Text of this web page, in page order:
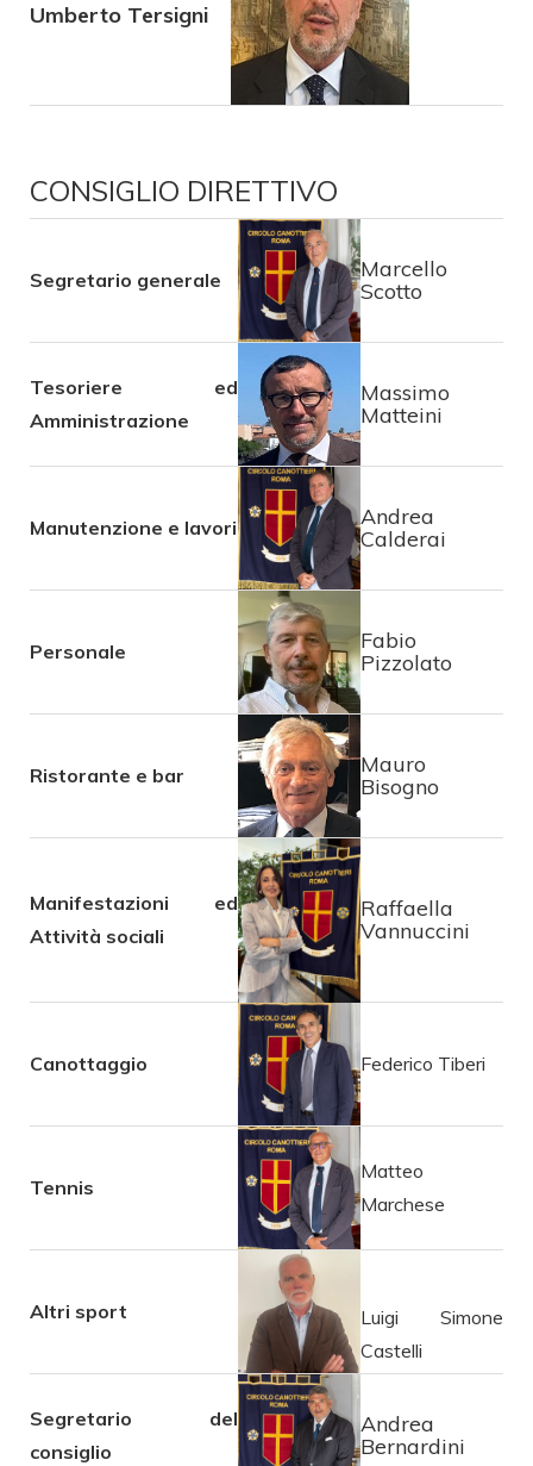
Umberto Tersigni
CONSIGLIO DIRETTIVO
Segretario generale
Marcello
Scotto
Tesoriere ed
Amministrazione
Massimo
Matteini
Manutenzione e lavori
Andrea
Calderai
Personale
Fabio
Pizzolato
Ristorante e bar
Mauro
Bisogno
Manifestazioni ed
Attività sociali
Raffaella
Vannuccini
Canottaggio Federico Tiberi
Tennis
Matteo
Marchese
Altri sport
Luigi Simone
Castelli
Segretario del
consiglio
Andrea
Bernardini